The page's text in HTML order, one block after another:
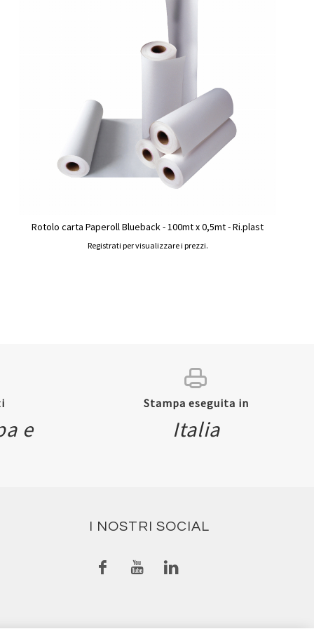
Rotolo carta Paperoll Blueback - 100mt x 0,5mt - Ri.plast
Registrati per visualizzare i prezzi.
e
Stampa eseguita in
Italia
I NOSTRI SOCIAL